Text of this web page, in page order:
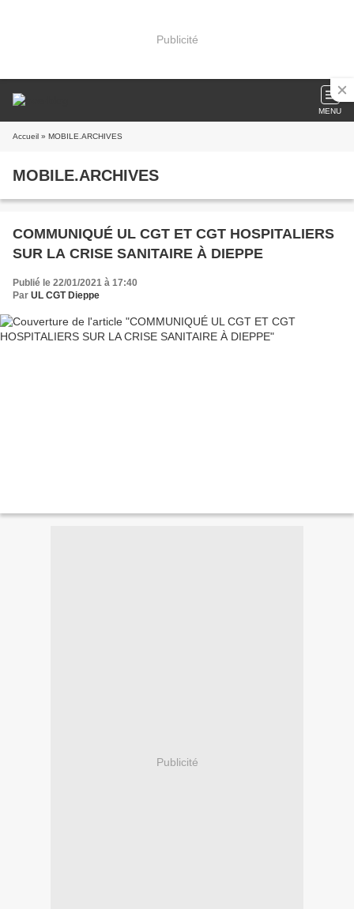
Publicité
MENU
Accueil » MOBILE.ARCHIVES
MOBILE.ARCHIVES
COMMUNIQUÉ UL CGT ET CGT HOSPITALIERS
SUR LA CRISE SANITAIRE À DIEPPE
Publié le 22/01/2021 à 17:40
Par UL CGT Dieppe
Publicité